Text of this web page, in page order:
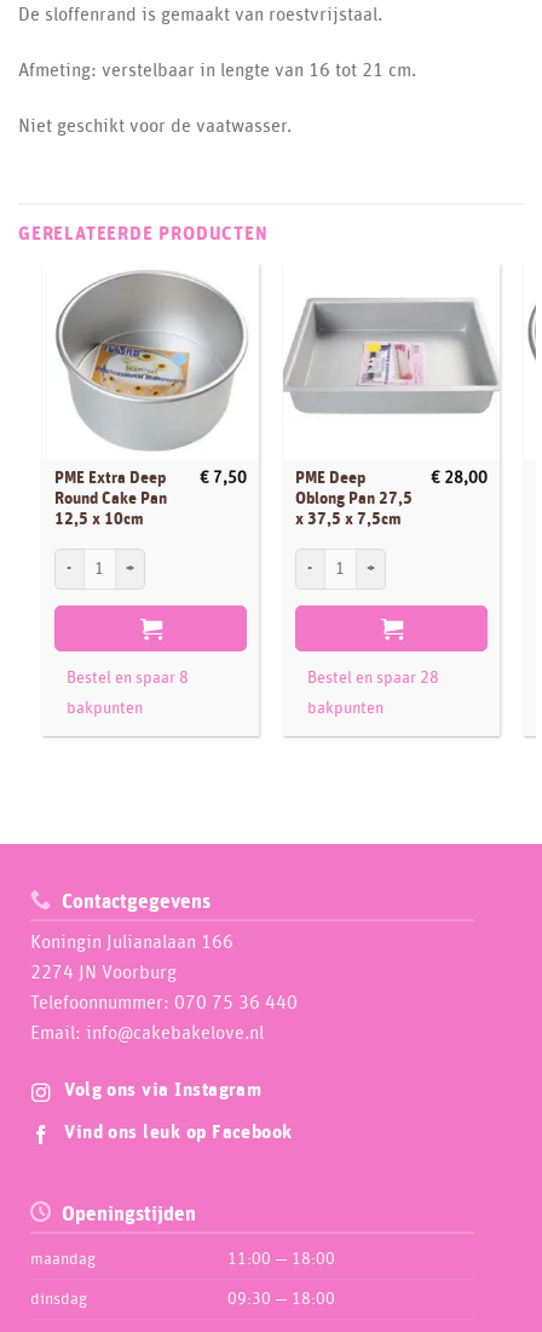
De sloffenrand is gemaakt van roestvrijstaal.
Afmeting: verstelbaar in lengte van 16 tot 21 cm.
Niet geschikt voor de vaatwasser.
GERELATEERDE PRODUCTEN
PME Extra Deep
Round Cake Pan
12,5 x 10cm
€ 7,50
PME Extra Deep Round Cake Pan 12,5 x 10cm aantal
Bestel en spaar 8
bakpunten
PME Deep
Oblong Pan 27,5
x 37,5 x 7,5cm
€ 28,00
PME Deep Oblong Pan 27,5 x 37,5 x
Bestel en spaar 28
bakpunten
Contactgegevens
Koningin Julianalaan 166
2274 JN Voorburg
Telefoonnummer: 070 75 36 440
Email: info@cakebakelove.nl
Volg ons via Instagram
Vind ons leuk op Facebook
Openingstijden
maandag 11:00 — 18:00
dinsdag 09:30 — 18:00